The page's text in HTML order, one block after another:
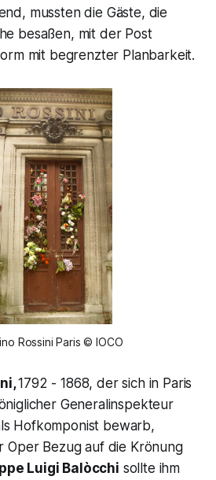
mussten die Gäste, die
besaßen, mit der Post
mit begrenzter Planbarkeit.
Rossini Paris © IOCO
1792 - 1868, der sich in Paris
Generalinspekteur
Hofkomponist bewarb,
Oper Bezug auf die Krönung
Luigi Balòcchi sollte ihm